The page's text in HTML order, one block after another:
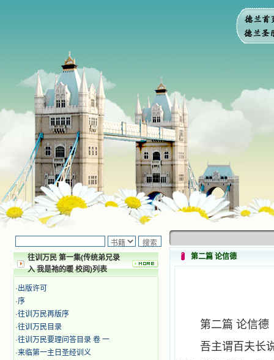
往训万民 第一集(传统弟兄录
入 我是祂的暖 校阅)列表
·出版许可
·序
·往训万民再版序
·往训万民目录
·往训万民要理问答目录 卷 一
·来临第一主日圣经训义
第二篇 论信德
第二篇 论信德
吾主谓百夫长